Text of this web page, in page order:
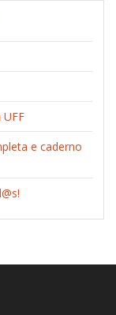
e caderno